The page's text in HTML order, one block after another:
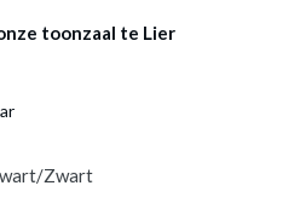
toonzaal te Lier
Zwart